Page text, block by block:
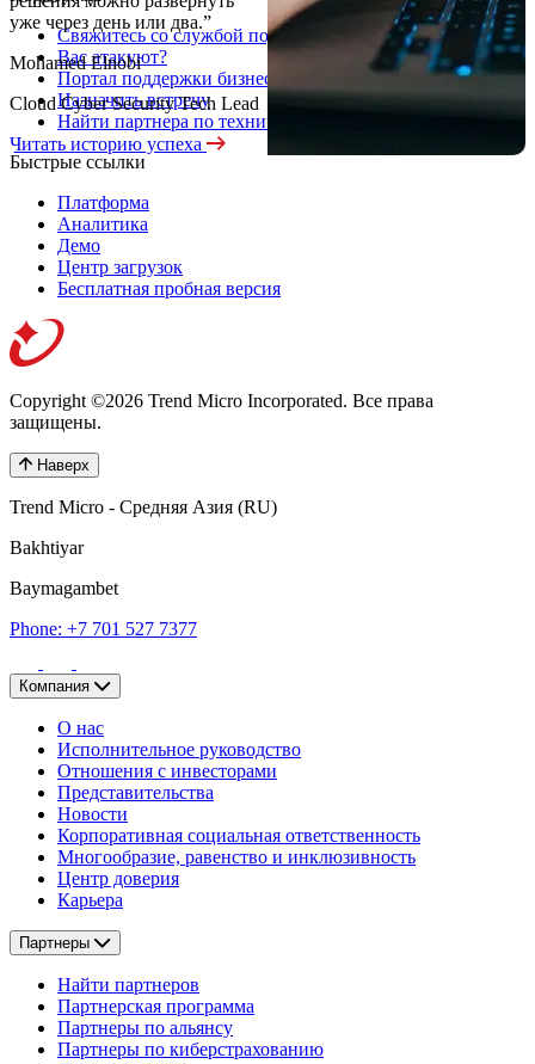
уже через день или два.”
Mohamed Elnobi
Cloud Cyber Security Tech Lead
Читать историю успеха
Свяжитесь со службой поддержки
Вас атакуют?
Портал поддержки бизнеса
Назначить встречу
Найти партнера по технической поддержке
Быстрые ссылки
Платформа
Аналитика
Демо
Центр загрузок
Бесплатная пробная версия
Copyright ©2026 Trend Micro Incorporated. Все права
защищены.
Наверх
Trend Micro - Средняя Азия (RU)
Bakhtiyar
Baymagambet
Phone: +7 701 527 7377
Компания
О нас
Исполнительное руководство
Отношения с инвесторами
Представительства
Новости
Корпоративная социальная ответственность
Многообразие, равенство и инклюзивность
Центр доверия
Карьера
Партнеры
Найти партнеров
Партнерская программа
Партнеры по альянсу
Партнеры по киберстрахованию